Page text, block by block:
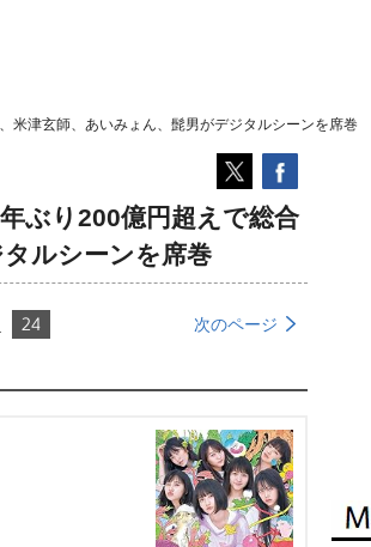
米津玄師、あいみょん、髭男がデジタルシーンを席巻
ぶり200億円超えで総合
ルシーンを席巻
24 次のページ